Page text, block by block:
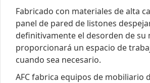
Fabricado con materiales de alta
panel de pared de listones
definitivamente el desorden de su
proporcionará un espacio de
cuando sea necesario.
AFC fabrica equipos de mobiliario